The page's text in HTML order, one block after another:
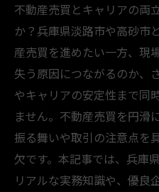
不動産売買とキャリアの両
か？兵庫県淡路市や高砂市
産売買を進めたい一方、現
失う原因につながるのか、
やキャリアの安定性まで同
ません。不動産売買を円滑
振る舞いや取引の注意点を
欠です。本記事では、兵庫
リアルな実務知識や、優良